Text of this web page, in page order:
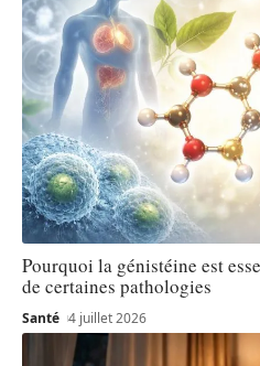
Pourquoi la génistéine est
de certaines pathologies
Santé 4 juillet 2026